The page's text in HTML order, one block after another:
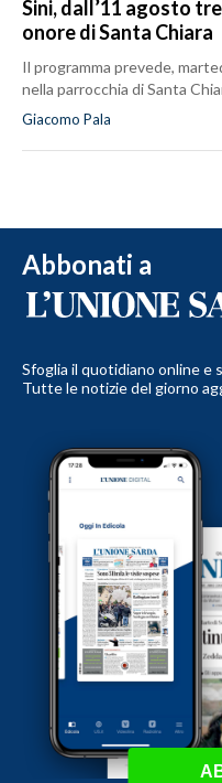
Sini, dall’11 agosto
onore di Santa Chiara
Il programma prevede,
nella parrocchia di Santa
Giacomo Pala
Abbonati a
Sfoglia il quotidiano online e
Tutte le notizie del giorno